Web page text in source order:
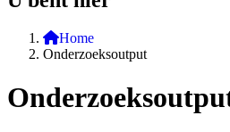
Home
Onderzoeksoutput